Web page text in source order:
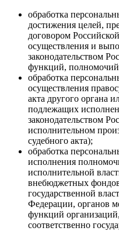
обработка
достижения целей,
договором
осуществления и
законодательством
функций, полномочий
обработка
осуществления
акта другого органа
подлежащих
законодательством
исполнительном
судебного акта);
обработка
исполнения
исполнительной
внебюджетных
государственной
Федерации, органов
функций
соответственно